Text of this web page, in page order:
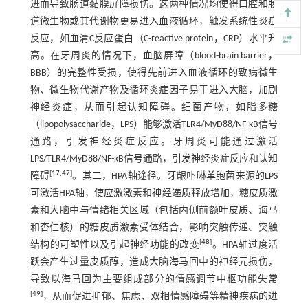
进而导致肠道黏膜屏障损伤。这两种情况均使得口腔和肠
道微生物或其代谢物更易进入血液循环，触发系统性炎症
反应，如血清C反应蛋白（C-reactive protein，CRP）水平升
高。在牙周炎的情况下，血脑屏障（blood-brain barrier，
BBB）的完整性受损，使得先前进入血液循环的致病微生
物、微生物代谢产物及循环炎症因子易于进入大脑，加剧
神经炎症，从而引起认知障碍。细菌产物，如脂多糖
（lipopolysaccharide，LPS）能够激活TLR4/MyD88/NF-κB信号
通路，引发神经炎症反应。牙周炎可能通过激活
LPS/TLR4/MyD88/NF-κB信号通路，引发神经炎症反应和认知
障碍[17,47]。其二，HPA轴途径。牙龈卟啉单胞菌来源的LPS
可激活HPA轴，使应激激素和神经递质释放增加，糖皮质激
素和大脑中与情绪相关区域（包括内侧前额叶皮质、海马
和杏仁核）的糖皮质激素受体结合，影响突触传递、突触
结构的可塑性以及引起神经功能的改变[48]。HPA轴过度活
跃会产生过量皮质醇，造成大脑海马回中的神经元损伤，
导致以海马回为主要组成部分的情感调节中枢功能失常
[49]，从而促进抑郁、焦虑、双相情感障碍等精神疾病的进